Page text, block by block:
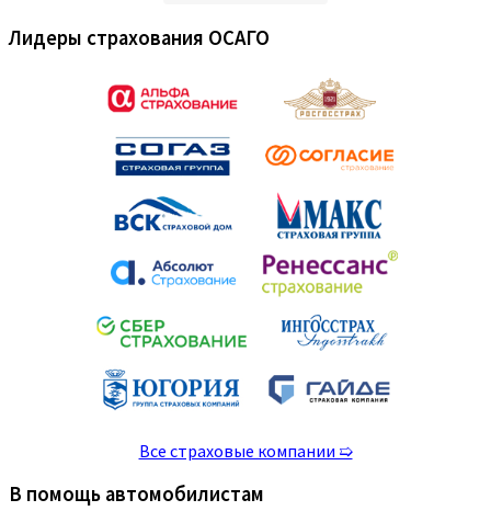
Лидеры страхования ОСАГО
Все страховые компании ➯
В помощь автомобилистам